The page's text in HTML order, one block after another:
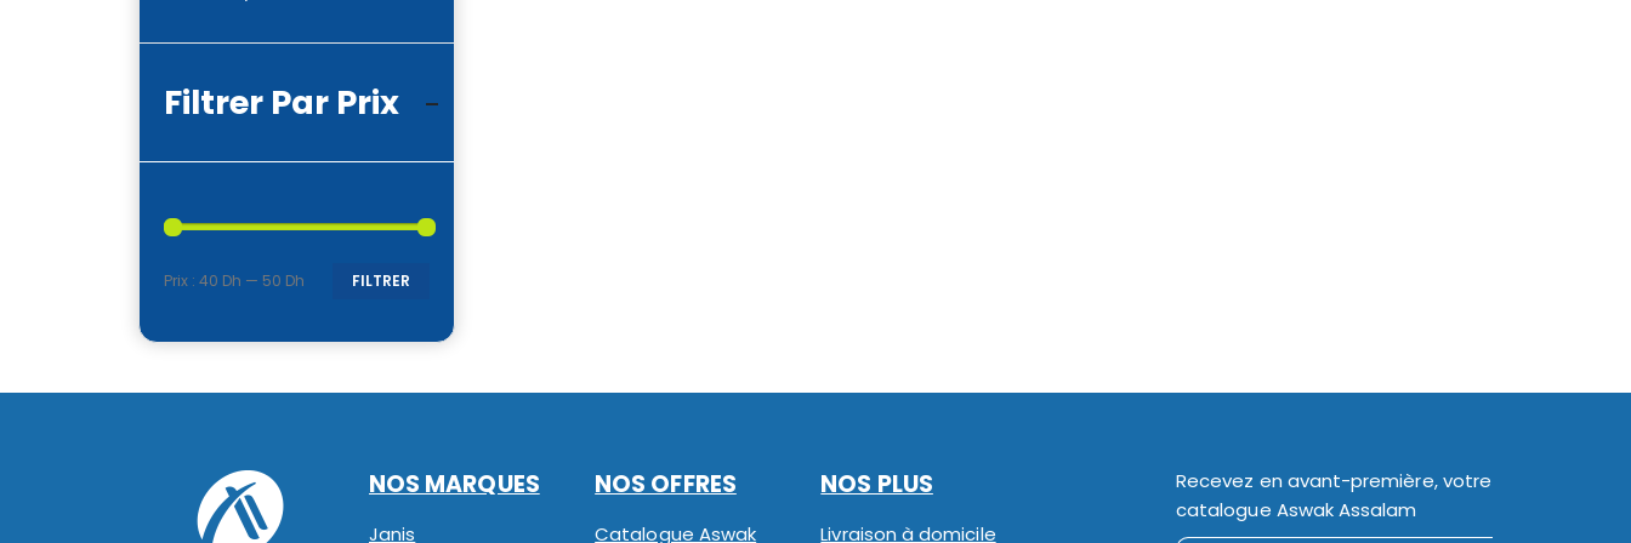
Filtrer Par Prix
FILTRER
Prix : 40 Dh — 50 Dh
NOS MARQUES
Janis
NOS OFFRES
Catalogue Aswak
NOS PLUS
Livraison à domicile
Recevez en avant-première, votre
catalogue Aswak Assalam